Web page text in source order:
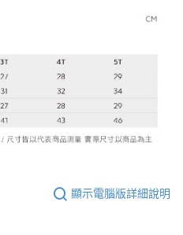
顯示電腦版詳細說明